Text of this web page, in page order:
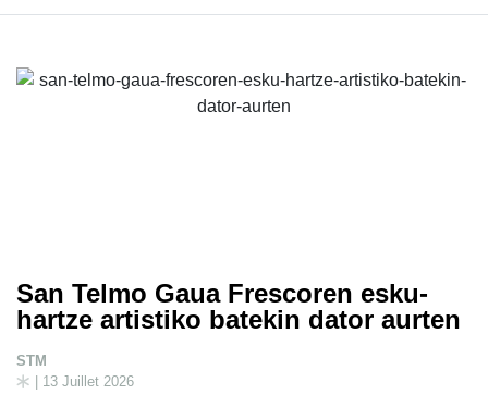
San Telmo Gaua Frescoren esku-
hartze artistiko batekin dator aurten
STM
| 13 Juillet 2026